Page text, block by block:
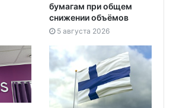
бумагам при общем
снижении объёмов
5 августа 2026